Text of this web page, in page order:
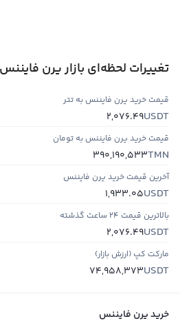
تغییرات لحظه‌ای بازار یرن فایننس
قیمت خرید یرن فایننس به تتر
USDT
2,076.49
قیمت خرید یرن فایننس به تومان
TMN
390,190,533
آخرین قیمت خرید یرن فایننس
USDT
1,933.05
بالاترین قیمت ۲۴ ساعت گذشته
USDT
2,076.49
مارکت کپ (ارزش بازار)
USDT
74,958,373
خرید یرن فایننس